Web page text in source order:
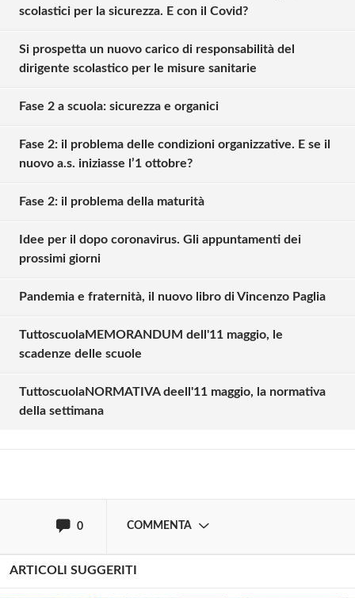
scolastici per la sicurezza. E con il Covid?
Si prospetta un nuovo carico di responsabilità del
dirigente scolastico per le misure sanitarie
Fase 2 a scuola: sicurezza e organici
Fase 2: il problema delle condizioni organizzative. E se il
nuovo a.s. iniziasse l’1 ottobre?
Fase 2: il problema della maturità
Idee per il dopo coronavirus. Gli appuntamenti dei
prossimi giorni
Pandemia e fraternità, il nuovo libro di Vincenzo Paglia
TuttoscuolaMEMORANDUM dell'11 maggio, le
scadenze delle scuole
TuttoscuolaNORMATIVA deell'11 maggio, la normativa
della settimana
0 COMMENTA
Solo gli utenti registrati possono
Effettua il
ARTICOLI SUGGERITI